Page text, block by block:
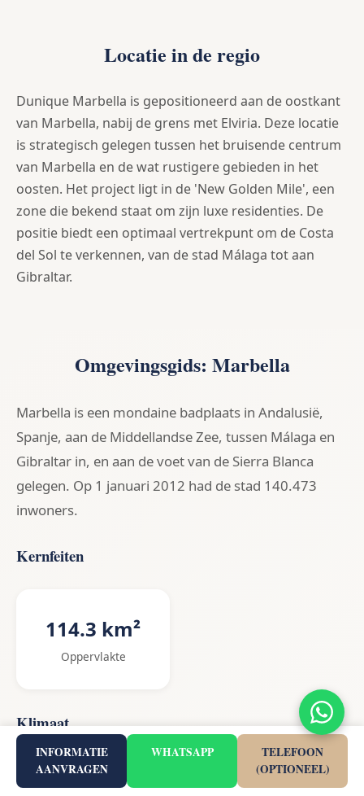
Locatie in de regio
Dunique Marbella is gepositioneerd aan de oostkant
van Marbella, nabij de grens met Elviria. Deze locatie
is strategisch gelegen tussen het bruisende centrum
van Marbella en de wat rustigere gebieden in het
oosten. Het project ligt in de 'New Golden Mile', een
zone die bekend staat om zijn luxe residenties. De
positie biedt een optimaal vertrekpunt om de Costa
del Sol te verkennen, van de stad Málaga tot aan
Gibraltar.
Omgevingsgids: Marbella
Marbella is een mondaine badplaats in Andalusië,
Spanje, aan de Middellandse Zee, tussen Málaga en
Gibraltar in, en aan de voet van de Sierra Blanca
gelegen. Op 1 januari 2012 had de stad 140.473
inwoners.
Kernfeiten
114.3 km²
Oppervlakte
Klimaat
Maand Neerslag
INFORMATIE
AANVRAGEN
WHATSAPP
TELEFOON
(OPTIONEEL)